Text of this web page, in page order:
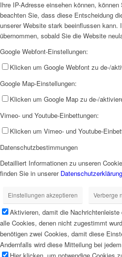
Ihre IP-Adresse einsehen können,
beachten Sie, dass diese Entscheidung
unserer Website stark beeinflussen kann.
übernommen, sobald Sie die Website
Google Webfont-Einstellungen:
Klicken um Google Webfont zu de-/
Google Map-Einstellungen:
Klicken um Google Map zu de-/
Vimeo- und Youtube-Einbettungen:
Klicken um Vimeo- und Youtube-
Datenschutzbestimmungen
Detailliert Informationen zu unseren
finden Sie in unserer Datenschutzerklärung
Einstellungen akzeptieren Verberge
Aktivieren, damit die
alle Cookies, denen nicht zugestimmt
benötigen zwei Cookies, damit diese
Andernfalls wird diese Mitteilung bei